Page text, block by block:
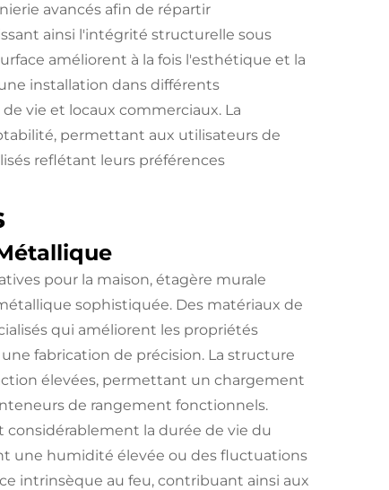
avancés afin de répartir
ainsi l'intégrité structurelle sous
améliorent à la fois l'esthétique et la
installation dans différents
vie et locaux commerciaux. La
permettant aux utilisateurs de
reflétant leurs préférences
pour la maison, étagère murale
sophistiquée. Des matériaux de
qui améliorent les propriétés
fabrication de précision. La structure
élevées, permettant un chargement
de rangement fonctionnels.
considérablement la durée de vie du
une humidité élevée ou des fluctuations
intrinsèque au feu, contribuant ainsi aux